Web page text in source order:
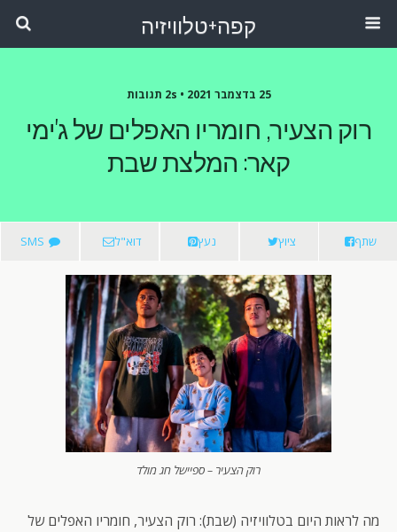
קפה+טלוויזיה
25 בדצמבר 2021 • 2s תגובות
רוק הצעיר, חומריו האפלים של ג'ימי
קאר: המלצת שבת
שתף ציוץ נעץ דוא"ל SMS
רוק הצעיר – ספיישל חג מולד
מה לראות היום בטלוויזיה (שבת): רוק הצעיר, חומריו האפלים של